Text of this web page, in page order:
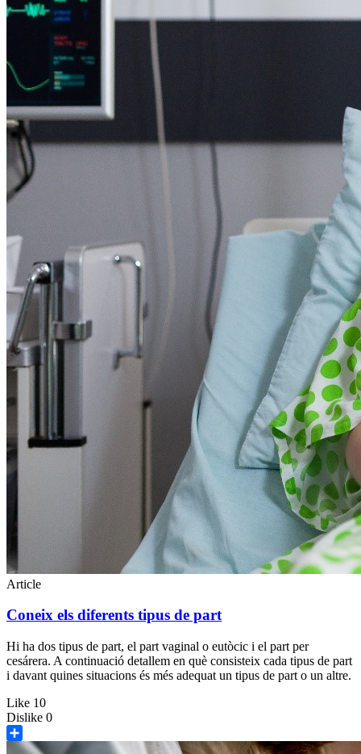
Article
Coneix els diferents tipus de part
Hi ha dos tipus de part, el part vaginal o eutòcic i el part per
cesárera. A continuació detallem en què consisteix cada tipus de part
i davant quines situacions és més adequat un tipus de part o un altre.
Like 10
Dislike 0
Share